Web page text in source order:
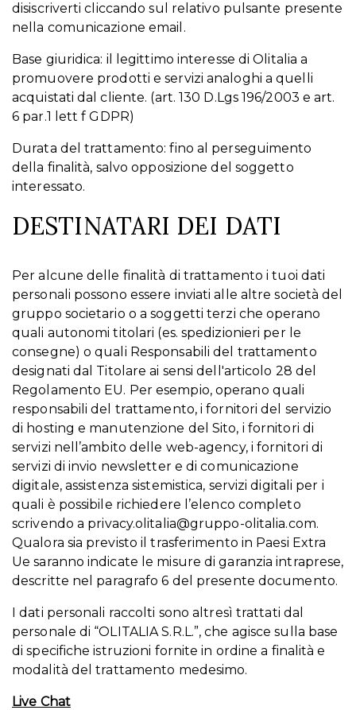
disiscriverti cliccando sul relativo pulsante presente
nella comunicazione email.
Base giuridica: il legittimo interesse di Olitalia a
promuovere prodotti e servizi analoghi a quelli
acquistati dal cliente. (art. 130 D.Lgs 196/2003 e art.
6 par.1 lett f GDPR)
Durata del trattamento: fino al perseguimento
della finalità, salvo opposizione del soggetto
interessato.
DESTINATARI DEI DATI
Per alcune delle finalità di trattamento i tuoi dati
personali possono essere inviati alle altre società del
gruppo societario o a soggetti terzi che operano
quali autonomi titolari (es. spedizionieri per le
consegne) o quali Responsabili del trattamento
designati dal Titolare ai sensi dell'articolo 28 del
Regolamento EU. Per esempio, operano quali
responsabili del trattamento, i fornitori del servizio
di hosting e manutenzione del Sito, i fornitori di
servizi nell’ambito delle web-agency, i fornitori di
servizi di invio newsletter e di comunicazione
digitale, assistenza sistemistica, servizi digitali per i
quali è possibile richiedere l’elenco completo
scrivendo a privacy.olitalia@gruppo-olitalia.com.
Qualora sia previsto il trasferimento in Paesi Extra
Ue saranno indicate le misure di garanzia intraprese,
descritte nel paragrafo 6 del presente documento.
I dati personali raccolti sono altresì trattati dal
personale di “OLITALIA S.R.L.”, che agisce sulla base
di specifiche istruzioni fornite in ordine a finalità e
modalità del trattamento medesimo.
Live Chat